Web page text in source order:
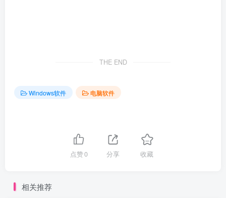
THE END
Windows软件 电脑软件
点赞0 分享 收藏
相关推荐